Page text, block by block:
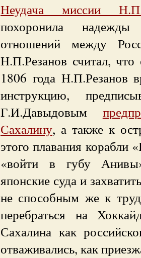
Неудача миссии
похоронила
отношений между
Н.П.Резанов считал, что
1806 года Н.П.Резанов
инструкцию,
Г.И.Давыдовым
Сахалину, а также к
этого плавания
«войти в губу
японские суда и
не способным же к
перебраться на
Сахалина как
отваживались, как